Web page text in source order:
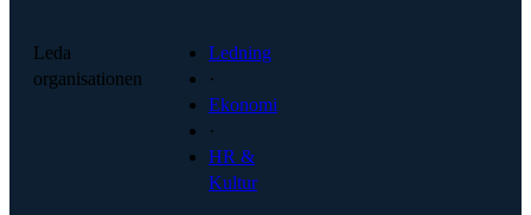
Leda
organisationen
Ledning
·
Ekonomi
·
HR &
Kultur